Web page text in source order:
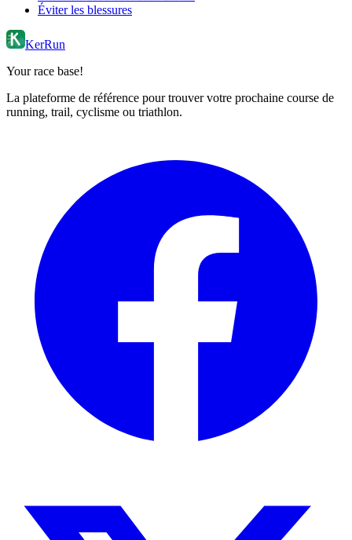
Éviter les blessures
KerRun
Your race base!
La plateforme de référence pour trouver votre prochaine course de
running, trail, cyclisme ou triathlon.